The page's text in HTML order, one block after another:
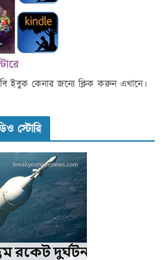
ইবুক কেনার জন্যে ক্লিক করুন এখানে।
স্টোরি